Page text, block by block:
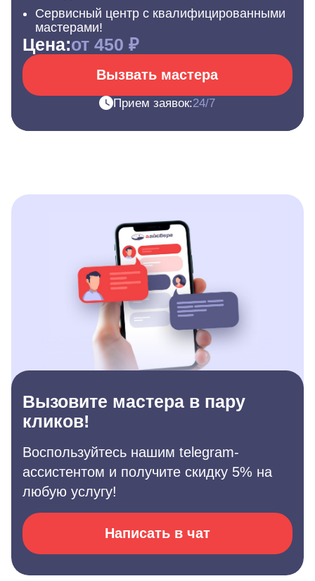
Сервисный центр с квалифицированными
мастерами!
Цена:от 450 ₽
Вызвать мастера
Прием заявок:24/7
Вызовите мастера в пару
кликов!
Воспользуйтесь нашим telegram-
ассистентом и получите скидку 5% на
любую услугу!
Написать в чат